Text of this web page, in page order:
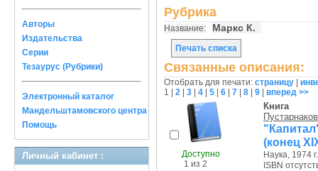
Авторы
Издательства
Серии
Тезаурус (Рубрики)
Электронный каталог
Мандельштамовского центра
Помощь
Личный кабинет :
Рубрика
Название: Маркс К.
Печать списка
Связанные описания:
Отобрать для печати: страницу
1
2 3 4 5 6 7 8 9 вперед >>
Доступно
1 из 2
Книга
(конец
Наука, 1974 г.
ISBN